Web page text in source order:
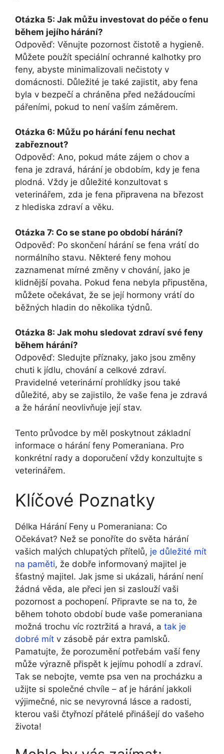
Otázka 5: Jak můžu investovat do péče o fenu
během jejího hárání?
Odpověď: Věnujte pozornost čistotě a hygieně.
Můžete použít speciální ochranné kalhotky pro
feny, abyste minimalizovali nečistoty v
domácnosti. Důležité je také zajistit, aby fena
byla v bezpečí a chráněna před nežádoucími
pářeními, pokud to není vaším záměrem.
Otázka 6: Můžu po hárání fenu nechat
zabřeznout?
Odpověď: Ano, pokud máte zájem o chov a
fena je zdravá, hárání je obdobím, kdy je fena
plodná. Vždy je důležité konzultovat s
veterinářem, zda je fena připravena na březost
z hlediska zdraví a věku.
Otázka 7: Co se stane po období hárání?
Odpověď: Po skončení hárání se fena vrátí do
normálního stavu. Některé feny mohou
zaznamenat mírné změny v chování, jako je
klidnější povaha. Pokud fena nebyla připustěna,
můžete očekávat, že se její hormony vrátí do
běžných hladin do několika týdnů.
Otázka 8: Jak mohu sledovat zdraví své feny
během hárání?
Odpověď: Sledujte příznaky, jako jsou změny
chuti k jídlu, chování a celkové zdraví.
Pravidelné veterinární prohlídky jsou také
důležité, aby se zajistilo, že vaše fena je zdravá
a že hárání neovlivňuje její stav.
Tento průvodce by měl poskytnout základní
informace o hárání feny Pomeraniana. Pro
konkrétní rady a doporučení vždy konzultujte s
veterinářem.
Klíčové Poznatky
Délka Hárání Feny u Pomeraniana: Co
Očekávat? Než se ponoříte do světa hárání
vašich malých chlupatých přítelů, je důležité mít
na paměti, že dobře informovaný majitel je
šťastný majitel. Jak jsme si ukázali, hárání není
žádná věda, ale přeci jen si zaslouží vaši
pozornost a pochopení. Připravte se na to, že
během tohoto období bude vaše pomeraniana
možná trochu víc roztržitá a hravá, a tak je
dobré mít v zásobě pár extra pamlsků.
Pamatujte, že porozumění potřebám vaší feny
může výrazně přispět k jejímu pohodlí a zdraví.
Tak se nebojte, vemte psa ven na procházku a
užijte si společné chvíle – ať je hárání jakkoli
výjimečné, nic se nevyrovná lásce a radosti,
kterou vaši čtyřnozí přátelé přinášejí do vašeho
života!